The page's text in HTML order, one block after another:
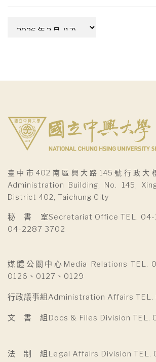
臺中市402南區興大路145號行政大
Administration Building, No. 145,
District 402, Taichung City
秘 書 室Secretariat Office TEL. 04-
04-2287 3702
媒體公關中心Media Relations TEL.
0126、0127、0129
行政議事組Administration Affairs
文 書 組Docs & Files Division TEL.
法 制 組Legal Affairs Division TEL.